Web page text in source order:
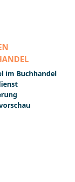
im Buchhandel